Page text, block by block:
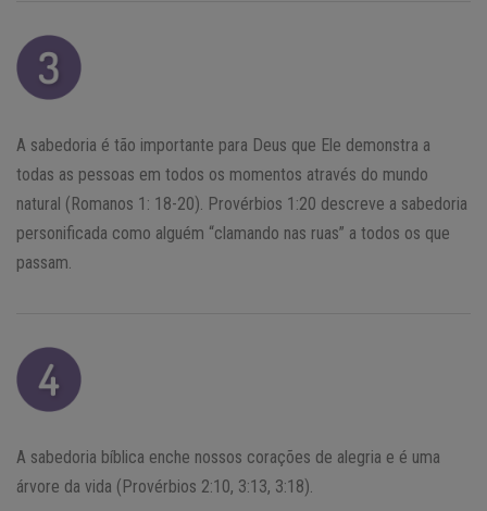
A sabedoria é tão importante para Deus que Ele demonstra a
todas as pessoas em todos os momentos através do mundo
natural (Romanos 1: 18-20). Provérbios 1:20 descreve a sabedoria
personificada como alguém “clamando nas ruas” a todos os que
passam.
A sabedoria bíblica enche nossos corações de alegria e é uma
árvore da vida (Provérbios 2:10, 3:13, 3:18).